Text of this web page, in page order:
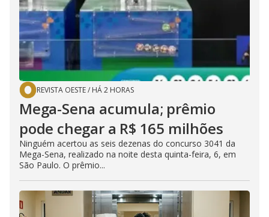
REVISTA OESTE/ HÁ 2 HORAS
Mega-Sena acumula; prêmio
pode chegar a R$ 165 milhões
Ninguém acertou as seis dezenas do concurso 3041 da
Mega-Sena, realizado na noite desta quinta-feira, 6, em
São Paulo. O prêmio...